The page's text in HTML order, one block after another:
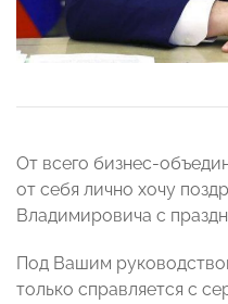
От всего бизнес-
от себя лично хочу
Владимировича с
Под Вашим
только справляется с